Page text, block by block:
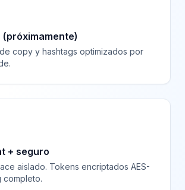
copy y hashtags optimizados por
+ seguro
aislado. Tokens encriptados AES-
completo.